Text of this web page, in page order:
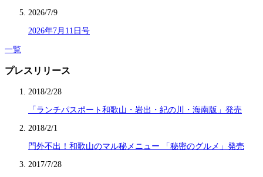
2026/7/9
2026年7月11日号
一覧
プレスリリース
2018/2/28
「ランチパスポート和歌山・岩出・紀の川・海南版」発売
2018/2/1
門外不出！和歌山のマル秘メニュー 「秘密のグルメ」発売
2017/7/28